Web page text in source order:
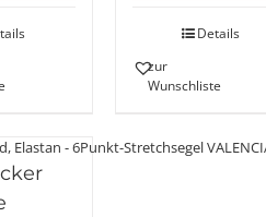
Details
zur
Wunschliste